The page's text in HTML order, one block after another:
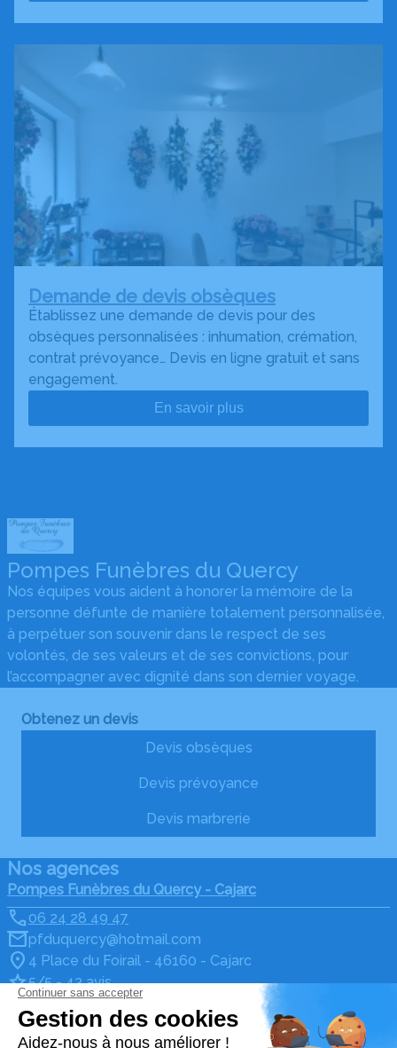
Demande de devis obsèques
Établissez une demande de devis pour des
obsèques personnalisées : inhumation, crémation,
contrat prévoyance… Devis en ligne gratuit et sans
engagement.
En savoir plus
Pompes Funèbres du Quercy
Nos équipes vous aident à honorer la mémoire de la
personne défunte de manière totalement personnalisée,
à perpétuer son souvenir dans le respect de ses
volontés, de ses valeurs et de ses convictions, pour
l’accompagner avec dignité dans son dernier voyage.
Obtenez un devis
Devis obsèques
Devis prévoyance
Devis marbrerie
Nos agences
Pompes Funèbres du Quercy - Cajarc
06 24 28 49 47
pfduquercy@hotmail.com
4 Place du Foirail - 46160 - Cajarc
5/5 - 43 avis
Pompes Funèbres du Quercy - Limogne